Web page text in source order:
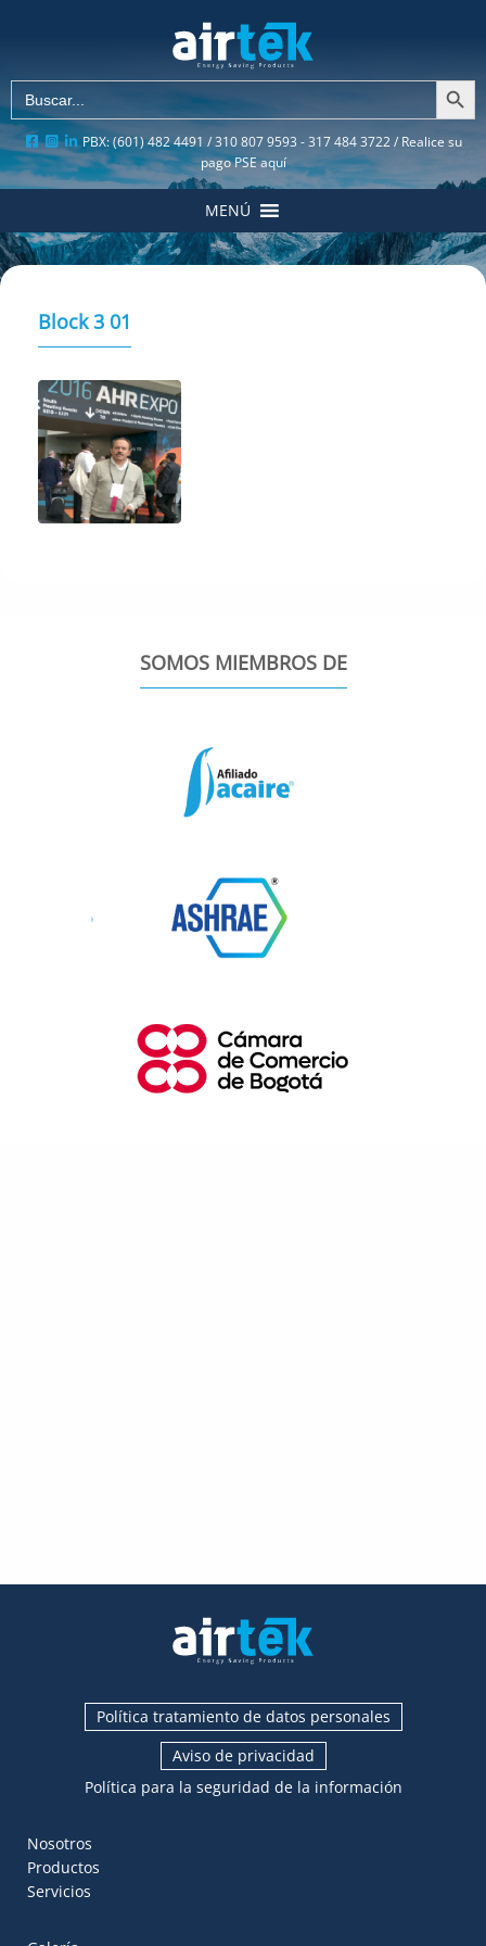
Buscar: Botón de
PBX: (601) 482 4491 / 310 807 9593 - 317 484 3722 / Realice su
pago PSE aquí
MENÚ
Block 3 01
SOMOS MIEMBROS DE
Política tratamiento de datos personales
Aviso de privacidad
Política para la seguridad de la información
Nosotros
Productos
Servicios